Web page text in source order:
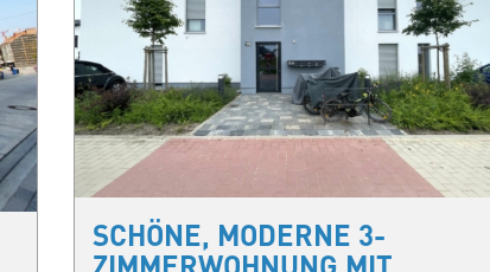
SCHÖNE, MODERNE 3-